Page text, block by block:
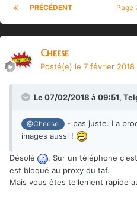
PRÉCÉDENT Page
Cheese
Posté(e) le 7 février 2018
Le 07/02/2018 à 09:51,
@Cheese
- pas juste. La
images aussi !
Désolé
. Sur un téléphone
est bloqué au proxy du taf.
Mais vous êtes tellement rapide